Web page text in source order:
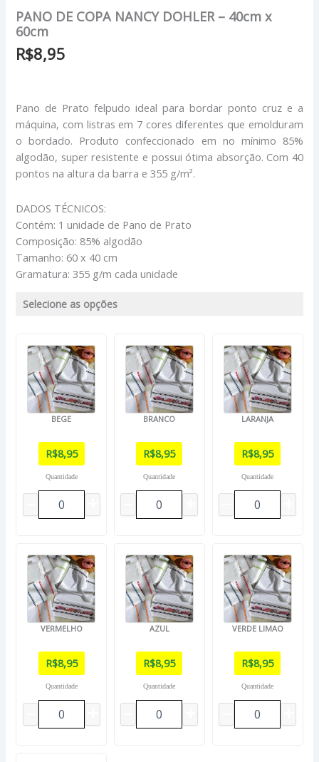
PANO DE COPA NANCY DOHLER – 40cm x
60cm
R$8,95
Pano de Prato felpudo ideal para bordar ponto cruz e a
máquina, com listras em 7 cores diferentes que emolduram
o bordado. Produto confeccionado em no mínimo 85%
algodão, super resistente e possui ótima absorção. Com 40
pontos na altura da barra e 355 g/m².
DADOS TÉCNICOS:
Contém: 1 unidade de Pano de Prato
Composição: 85% algodão
Tamanho: 60 x 40 cm
Gramatura: 355 g/m cada unidade
Selecione as opções
BEGE
R$8,95
Quantidade
BRANCO
R$8,95
Quantidade
LARANJA
R$8,95
Quantidade
VERMELHO
R$8,95
Quantidade
AZUL
R$8,95
Quantidade
VERDE LIMAO
R$8,95
Quantidade